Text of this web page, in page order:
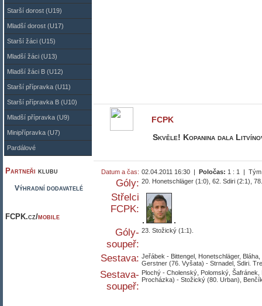
Starší dorost (U19)
Mladší dorost (U17)
Starší žáci (U15)
Mladší žáci (U13)
Mladší žáci B (U12)
Starší přípravka (U11)
Starší přípravka B (U10)
Mladší přípravka (U9)
Minipřípravka (U7)
Pardálové
Partneři klubu
Výhradní dodavatelé
FCPK.cz/mobile
FCPK
Skvěle! Kopanina dala
Datum a čas: 02.04.2011 16:30 | Poločas: 1 : 1 |
Góly: 20. Honetschläger (1:0), 62. Sdiri (2:1),
Střelci
FCPK:
Góly-
soupeř:
23. Stožický (1:1).
Sestava: Jeřábek - Bittengel, Honetschläger,
Gerstner (76. Vyšata) - Strnadel, Sdiri.
Sestava-
soupeř:
Plochý - Cholenský, Polomský,
Procházka) - Stožický (80. Urban),